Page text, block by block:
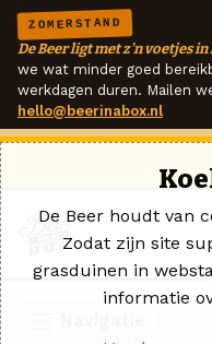
ZOMERSTAND
De Beer ligt met z'n voetjes in
we wat minder goed
werkdagen duren. Mailen
hello@beerinabox.nl
De Beer houdt van
Zodat zijn site
grasduinen in
informatie